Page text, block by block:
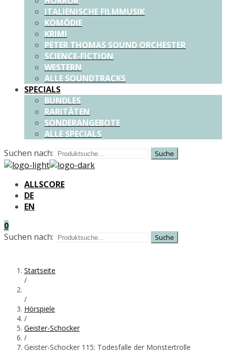
ITALIENISCHE FILMMUSIK
KOMÖDIE
KRIMI
PETER THOMAS SOUND ORCHESTER
SCIENCE-FICTION
WESTERN
ALLE SOUNDTRACKS
SPECIALS
BUNDLES
RARITÄTEN
SONDERANGEBOTE
ALLE SPECIALS
Suchen nach:
ALLSCORE
DE
EN
0
Suchen nach:
Startseite
/
/
Hörspiele
/
Geister-Schocker
/
Geister-Schocker 115: Todesfalle der Monstertrolle